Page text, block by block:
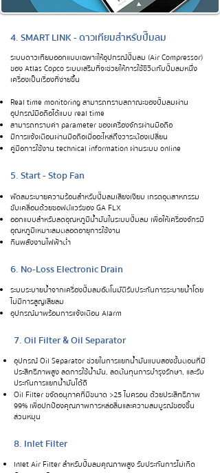
4. SMART LINK - ดาวเทียมสำหรับปั๊มลม
ระบบดาวเทียมออกแบบเฉพาะให้อุปกรณ์ปั๊มลม (Air Compressor)
ของ Atlas Copco ระบบเสริมที่จะช่วยให้การใช้ชีวิตกับปั๊มลมหนึ่ง
เครื่องเป็นเรื่องที่ง่ายขึ้น
Real time monitoring สามารถทราบสถาณะของปั๊มลมผ่าน
อุปกรณ์มือถือได้แบบ real time
สามารถทราบค่า parameter ของเครื่องจักรผ่านมือถือ
มีการแจ้งเตือนผ่านมือถือเมื่ออะไหล่ถึงวาระต้องเปลี่ยน
คู่มือการใช้งาน technical information ผ่านระบบ online
5. Start - Stop Fan
พัดลมระบายความร้อนสำหรับปั๊มลมเสียงเงียบ เกรดอุตสาหกรรม
ขับเคลื่อนด้วยซอฟต์แวร์ของ GA FLX
ออกแบบสำหรับลดอุณหภูมิน้ำมันในระบบปั๊มลม เพื่อให้เครื่องจักรมี
อุณหภูมิเหมาะสมตลอดอายุการใช้งาน
กินพลังงานไฟฟ้าต่ำ
6. No-Loss Electronic Drain
ระบบระบายน้ำจากเครื่องปั๊มลมอัตโนมัติรับประกันการระบายน้ำโดย
ไม่มีการสูญเสียลม
อุปกรณ์มาพร้อมการแจ้งเตือน Alarm
7. Oil Filter & Oil Separator
อุปกรณ์ Oil Separator ช่วยในการแยกน้ำมันแบบสองขั้นตอนที่มี
ประสิทธิภาพสูง ลดการใช้น้ำมัน, ลดต้นทุนการบำรุงรักษา, และรับ
ประกันการแยกน้ำมันได้ดี
Oil Filter ขจัดอนุภาคที่มีขนาด >25 ไมครอน ด้วยประสิทธิภาพ
99% เพื่อปกป้องคุณภาพการหล่อลื่นและความสมบูรณ์ของชิ้น
ส่วนหมุน
8. Inlet Filter
Inlet Air Filter สำหรับปั๊มลมคุณภาพสูง รับประกันการไม่เกิด